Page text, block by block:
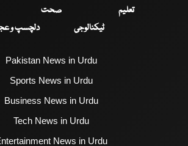
تعلیم
صحت
ٹیکنالوجی
دلچسپ و
Pakistan News in Urdu
Sports News in Urdu
Business News in Urdu
Tech News in Urdu
News in Urdu